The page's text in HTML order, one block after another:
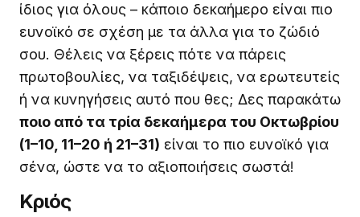
ίδιος για όλους – κάποιο δεκαήμερο είναι πιο
ευνοϊκό σε σχέση με τα άλλα για το ζώδιό
σου. Θέλεις να ξέρεις πότε να πάρεις
πρωτοβουλίες, να ταξιδέψεις, να ερωτευτείς
ή να κυνηγήσεις αυτό που θες; Δες παρακάτω
ποιο από τα τρία δεκαήμερα του Οκτωβρίου
(1–10, 11–20 ή 21–31) είναι το πιο ευνοϊκό για
σένα, ώστε να το αξιοποιήσεις σωστά!
Κριός